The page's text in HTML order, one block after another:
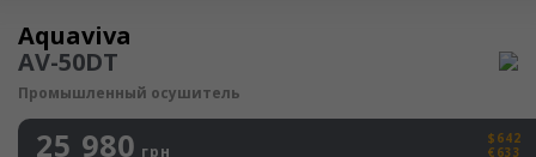
Осушитель воздуха
Aquaviva
AV-50DT
Промышленный осушитель
25 980 грн
$642
€633